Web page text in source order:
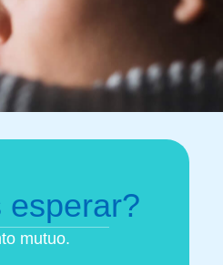
esperar?
mutuo.